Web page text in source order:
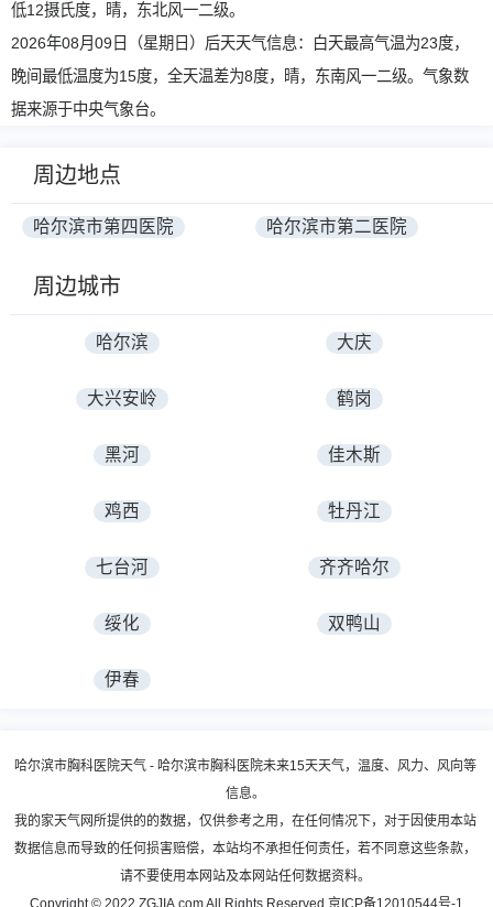
低12摄氏度，晴，东北风一二级。
2026年08月09日（星期日）后天天气信息：白天最高气温为23度，
晚间最低温度为15度，全天温差为8度，晴，东南风一二级。气象数
据来源于中央气象台。
周边地点
哈尔滨市第四医院 哈尔滨市第二医院
周边城市
哈尔滨 大庆
大兴安岭 鹤岗
黑河 佳木斯
鸡西 牡丹江
七台河 齐齐哈尔
绥化 双鸭山
伊春
哈尔滨市胸科医院天气 - 哈尔滨市胸科医院未来15天天气，温度、风力、风向等
信息。
我的家天气网所提供的的数据，仅供参考之用，在任何情况下，对于因使用本站
数据信息而导致的任何损害赔偿，本站均不承担任何责任，若不同意这些条款，
请不要使用本网站及本网站任何数据资料。
Copyright © 2022 ZGJIA.com All Rights Reserved 京ICP备12010544号-1